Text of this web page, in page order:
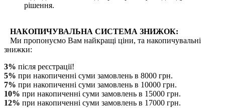
рішення.
НАКОПИЧУВАЛЬНА СИСТЕМА ЗНИЖОК:
Ми пропонуємо Вам найкращі ціни, та накопичувальні
знижки:
3% після реєстрації!
5% при накопиченні суми замовлень в 8000 грн.
7% при накопиченні суми замовлень в 10000 грн.
10% при накопиченні суми замовлень в 15000 грн.
12% при накопиченні суми замовлень в 17000 грн.